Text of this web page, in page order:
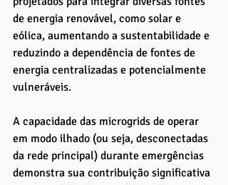
de energia renovável, como solar e
eólica, aumentando a sustentabilidade e
reduzindo a dependência de fontes de
energia centralizadas e potencialmente
vulneráveis.
A capacidade das microgrids de operar
em modo ilhado (ou seja, desconectadas
da rede principal) durante emergências
demonstra sua contribuição significativa